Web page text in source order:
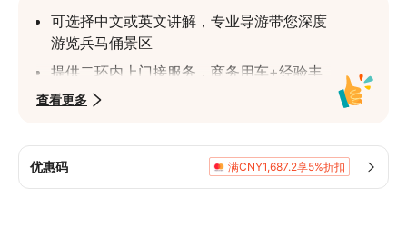
可选择中文或英文讲解，专业导游带您深度
游览兵马俑景区
提供二环内上门接服务，商务用车+经验丰
富司机（私人游西安三环内上门接送）
让您清晰倾听导游讲解
赠送：免费汉服体验及妆造（仅限拼团游英
查看更多
优惠码 满CNY1,687.2享5%折扣